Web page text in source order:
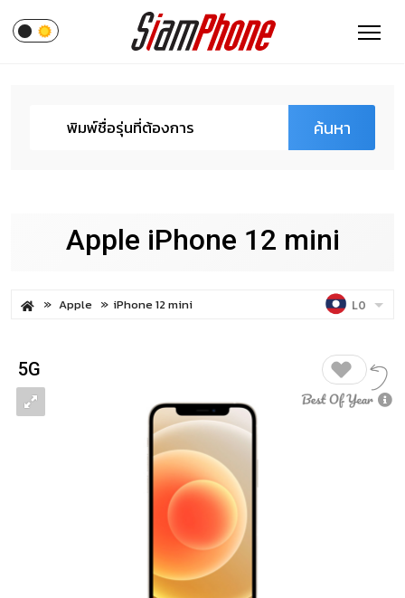
ค้นหา
Apple iPhone 12 mini
Apple iPhone 12 mini LO
5G